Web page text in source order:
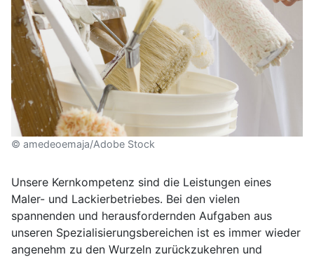
© amedeoemaja/Adobe Stock
Unsere Kernkompetenz sind die Leistungen eines
Maler- und Lackierbetriebes. Bei den vielen
spannenden und herausfordernden Aufgaben aus
unseren Spezialisierungsbereichen ist es immer wieder
angenehm zu den Wurzeln zurückzukehren und